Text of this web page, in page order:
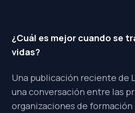
¿Cuál es mejor cuando se
vidas?
Una publicación reciente de
una conversación entre las
organizaciones de